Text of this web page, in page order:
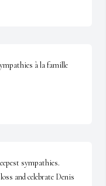
à la famille
sympathies.
and celebrate Denis